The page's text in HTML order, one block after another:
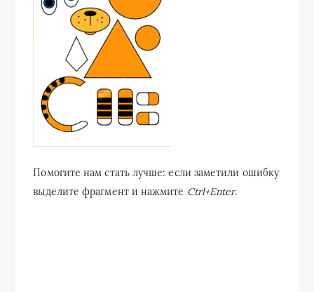
Помогите нам стать лучше: если заметили ошибку
выделите фрагмент и нажмите Ctrl+Enter.